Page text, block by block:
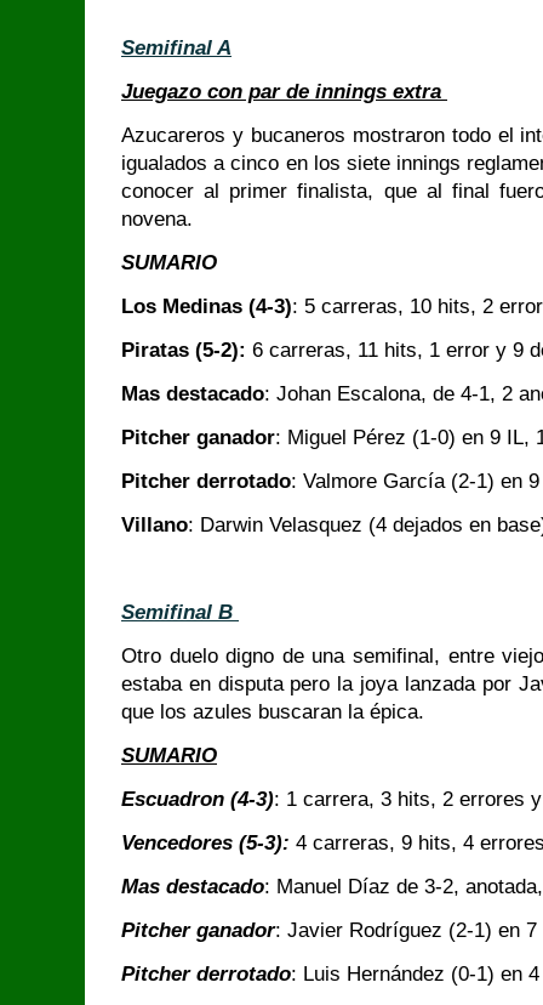
Semifinal A
Juegazo con par de innings extra
Azucareros y bucaneros mostraron todo el
igualados a cinco en los siete innings
conocer al primer finalista, que al final
novena.
SUMARIO
Los Medinas (4-3): 5 carreras, 10 hits, 2
Piratas (5-2): 6 carreras, 11 hits, 1 error y 9
Mas destacado: Johan Escalona, de 4-1, 2
Pitcher ganador: Miguel Pérez (1-0) en 9 IL,
Pitcher derrotado: Valmore García (2-1) en
Villano: Darwin Velasquez (4 dejados en
Semifinal B
Otro duelo digno de una semifinal, entre
estaba en disputa pero la joya lanzada por
que los azules buscaran la épica.
SUMARIO
Escuadron (4-3): 1 carrera, 3 hits, 2 errores
Vencedores (5-3): 4 carreras, 9 hits, 4
Mas destacado: Manuel Díaz de 3-2,
Pitcher ganador: Javier Rodríguez (2-1) en 7
Pitcher derrotado: Luis Hernández (0-1) en